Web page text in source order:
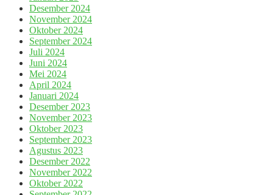
Desember 2024
November 2024
Oktober 2024
September 2024
Juli 2024
Juni 2024
Mei 2024
April 2024
Januari 2024
Desember 2023
November 2023
Oktober 2023
September 2023
Agustus 2023
Desember 2022
November 2022
Oktober 2022